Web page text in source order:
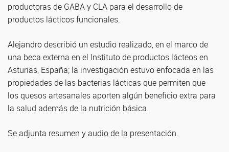
productoras de GABA y CLA para el desarrollo de
productos lácticos funcionales.
Alejandro describió un estudio realizado, en el marco de
una beca externa en el Instituto de productos lácteos en
Asturias, España; la investigación estuvo enfocada en las
propiedades de las bacterias lácticas que permiten que
los quesos artesanales aporten algún beneficio extra para
la salud además de la nutrición básica.
Se adjunta resumen y audio de la presentación.